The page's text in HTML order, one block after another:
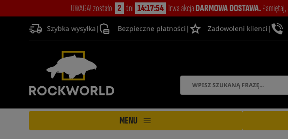
UWAGA! zostało: 2 dni 14:17:53 Trwa akcjaDARMOWA DOSTAWA.
Szybka wysyłka | Bezpieczne płatności | Zadowoleni klienci |
MENU